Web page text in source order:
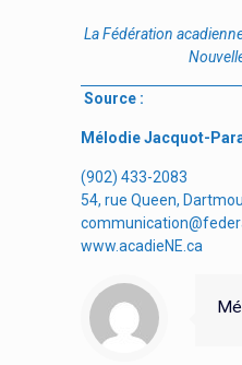
La Fédération
Source :
Mélodie Jacquot-
(902) 433-2083
54, rue Queen,
www.acadieNE.ca